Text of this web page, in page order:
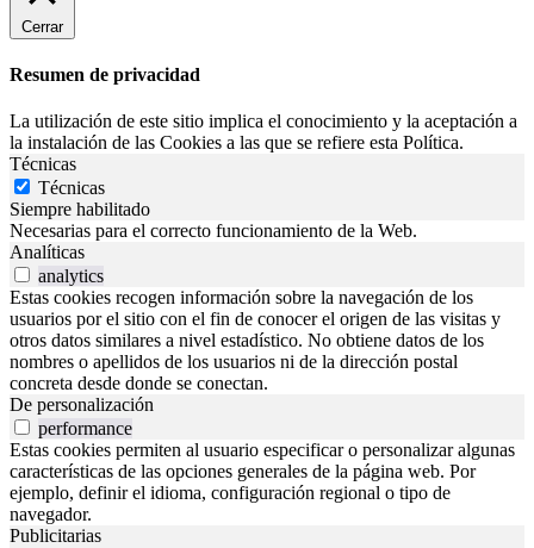
Cerrar
Resumen de privacidad
La utilización de este sitio implica el conocimiento y la aceptación a
la instalación de las Cookies a las que se refiere esta Política.
Técnicas
Técnicas
Siempre habilitado
Necesarias para el correcto funcionamiento de la Web.
Analíticas
analytics
Estas cookies recogen información sobre la navegación de los
usuarios por el sitio con el fin de conocer el origen de las visitas y
otros datos similares a nivel estadístico. No obtiene datos de los
nombres o apellidos de los usuarios ni de la dirección postal
concreta desde donde se conectan.
De personalización
performance
Estas cookies permiten al usuario especificar o personalizar algunas
características de las opciones generales de la página web. Por
ejemplo, definir el idioma, configuración regional o tipo de
navegador.
Publicitarias